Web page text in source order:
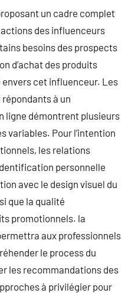
un cadre complet
des influenceurs
besoins des prospects
d’achat des produits
cet influenceur. Les
répondants à un
ligne démontrent plusieurs
variables. Pour l’intention
les relations
personnelle
avec le design visuel du
que la qualité
promotionnels. la
aux professionnels
le process du
les recommandations des
à privilégier pour